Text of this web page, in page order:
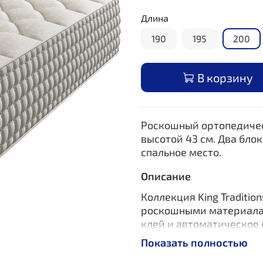
Длина
190
195 200
В корзину
Роскошный
высотой 43 см. Два
спальное место.
Описание
Коллекция King
роскошными
клей и
сшиваются вручную.
Показать полностью